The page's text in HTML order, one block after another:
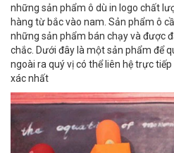
những sản phẩm ô dù in logo chất
hàng từ bắc vào nam. Sản phẩm ô
những sản phẩm bán chạy và được
chắc. Dưới đây là một sản phẩm để
ngoài ra quý vị có thể liên hệ trực
xác nhất